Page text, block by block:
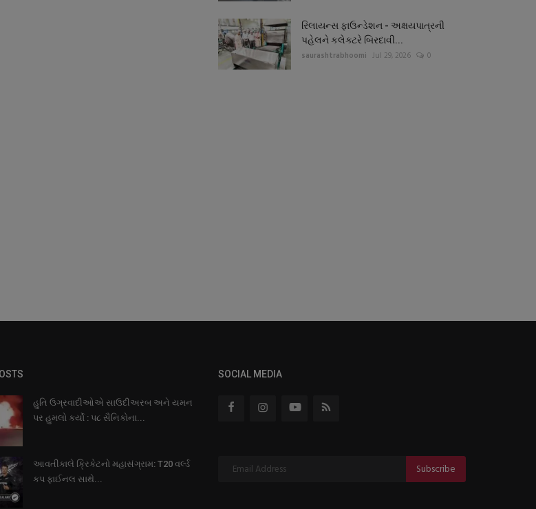
રિલાયન્સ ફાઉન્ડેશન - અક્ષયપાત્રની
પહેલને કલેક્ટરે બિરદાવી...
saurashtrabhoomi Jul 29, 2026 0
હુતિ ઉગ્રવાદીઓએ સાઉદીઅરબ અને યમન
પર હુમલો કર્યો : પ૮ સૈનિકોના...
આવતીકાલે ક્રિકેટનો મહાસંગ્રામ: T20 વર્લ્ડ
કપ ફાઈનલ સાથે...
SOCIAL MEDIA
Subscribe